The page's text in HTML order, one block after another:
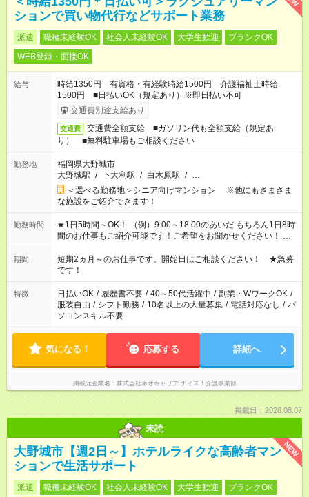
ションで買い物代行などサポート業務
派遣 職種未経験OK 社会人未経験OK 大学生歓迎
ブランクOK
WEB登録・面接OK
給与
時給1350円 有資格・有経験時給1500円 介護福祉士時給
1500円 ■日払いOK（規定あり）※即日払い不可
交通費別途支給あり
交通費
交通費全額支給 ■ガソリン代も全額支給（規定あ
り） ■無料駐車場もご相談ください
勤務地
福岡県大野城市
大野城駅 / 下大利駅 / 白木原駅 / …
＜選べる勤務地＞シニア向けマンション ※他にもさまざま
な施設をご紹介できます！
勤務時間
★1日5時間～OK！ （例）9:00～18:00のあいだ もちろん1日8時
間のお仕事もご紹介可能です！ご希望をお聞かせください！ ★
家庭の都合でお休みが必要な場合も遠慮なくご相談ください。
※週最低15時間以上の勤務が必要です
期間
短期2ヵ月～のお仕事です。開始日はご相談ください！ ★急募
です！
特徴 日払いOK / 履歴書不要 / 40～50代活躍中 / 副業・WワークOK /
服装自由 / シフト勤務 / 10名以上の大量募集 / 電話対応なし / パ
ソコンスキル不要
気になる！ 応募する 詳細へ
掲載元企業名 株式会社ネオキャリア ナイス！介護事業部
掲載日：2026.08.07
未読
NEW
大野城市【週2日～】ホテルライクな高齢者マン
ションで生活サポート
派遣 職種未経験OK 社会人未経験OK 大学生歓迎
ブランクOK